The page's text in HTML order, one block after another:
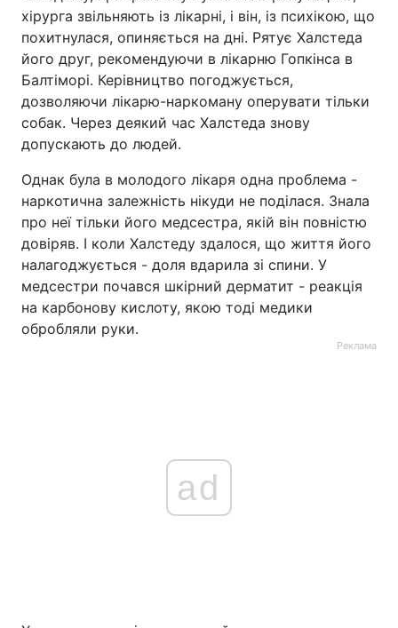
хірурга звільняють із лікарні, і він, із психікою, що
похитнулася, опиняється на дні. Рятує Халстеда
його друг, рекомендуючи в лікарню Гопкінса в
Балтіморі. Керівництво погоджується,
дозволяючи лікарю-наркоману оперувати тільки
собак. Через деякий час Халстеда знову
допускають до людей.
Однак була в молодого лікаря одна проблема -
наркотична залежність нікуди не поділася. Знала
про неї тільки його медсестра, якій він повністю
довіряв. І коли Халстеду здалося, що життя його
налагоджується - доля вдарила зі спини. У
медсестри почався шкірний дерматит - реакція
на карбонову кислоту, якою тоді медики
обробляли руки.
Реклама
ad